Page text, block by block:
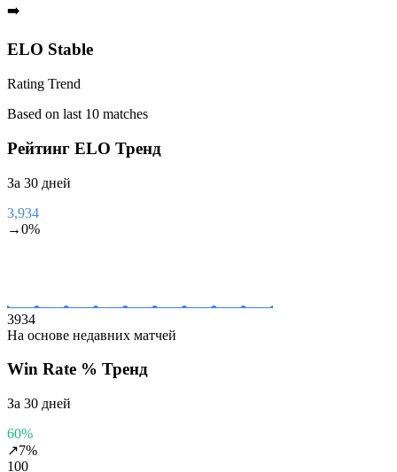
➡️
ELO Stable
Rating Trend
Based on last 10 matches
Рейтинг ELO Тренд
За 30 дней
3,934
→0%
3934
На основе недавних матчей
Win Rate % Тренд
За 30 дней
60%
↗7%
100